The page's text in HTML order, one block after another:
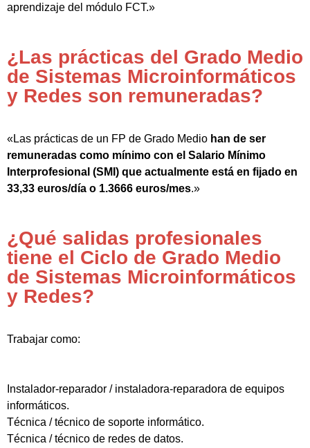
aprendizaje del módulo FCT.»
¿Las prácticas del Grado Medio
de Sistemas Microinformáticos
y Redes son remuneradas?
«Las prácticas de un FP de Grado Medio han de ser
remuneradas como mínimo con el Salario Mínimo
Interprofesional (SMI) que actualmente está en fijado en
33,33 euros/día o 1.3666 euros/mes.»
¿Qué salidas profesionales
tiene el Ciclo de Grado Medio
de Sistemas Microinformáticos
y Redes?
Trabajar como:
Instalador-reparador / instaladora-reparadora de equipos
informáticos.
Técnica / técnico de soporte informático.
Técnica / técnico de redes de datos.